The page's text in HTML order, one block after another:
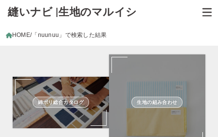
縫いナビ |生地のマルイシ
HOME 「nuunuu」で検索した結果
綿ポリ総合カタログ 生地の組み合わせ